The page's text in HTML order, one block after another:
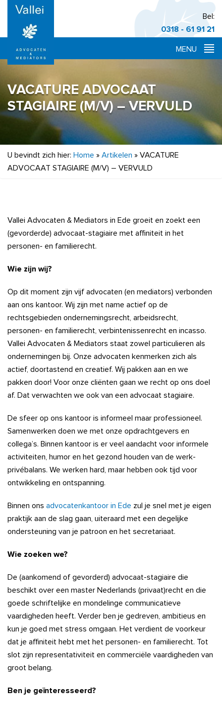
Bel:
0318 - 61 91 21
VACATURE ADVOCAAT
STAGIAIRE (M/V) – VERVULD
U bevindt zich hier: Home » Artikelen » VACATURE
ADVOCAAT STAGIAIRE (M/V) – VERVULD
Vallei Advocaten & Mediators in Ede groeit en zoekt een
(gevorderde) advocaat-stagiaire met affiniteit in het
personen- en familierecht.
Wie zijn wij?
Op dit moment zijn vijf advocaten (en mediators) verbonden
aan ons kantoor. Wij zijn met name actief op de
rechtsgebieden ondernemingsrecht, arbeidsrecht,
personen- en familierecht, verbintenissenrecht en incasso.
Vallei Advocaten & Mediators staat zowel particulieren als
ondernemingen bij. Onze advocaten kenmerken zich als
actief, doortastend en creatief. Wij pakken aan en we
pakken door! Voor onze cliënten gaan we recht op ons doel
af. Dat verwachten we ook van een advocaat stagiaire.
De sfeer op ons kantoor is informeel maar professioneel.
Samenwerken doen we met onze opdrachtgevers en
collega’s. Binnen kantoor is er veel aandacht voor informele
activiteiten, humor en het gezond houden van de werk-
privébalans. We werken hard, maar hebben ook tijd voor
ontwikkeling en ontspanning.
Binnen ons advocatenkantoor in Ede zul je snel met je eigen
praktijk aan de slag gaan, uiteraard met een degelijke
ondersteuning van je patroon en het secretariaat.
Wie zoeken we?
De (aankomend of gevorderd) advocaat-stagiaire die
beschikt over een master Nederlands (privaat)recht en die
goede schriftelijke en mondelinge communicatieve
vaardigheden heeft. Verder ben je gedreven, ambitieus en
kun je goed met stress omgaan. Het verdient de voorkeur
dat je affiniteit hebt met het personen- en familierecht. Tot
slot zijn representativiteit en commerciële vaardigheden van
groot belang.
Ben je geïnteresseerd?